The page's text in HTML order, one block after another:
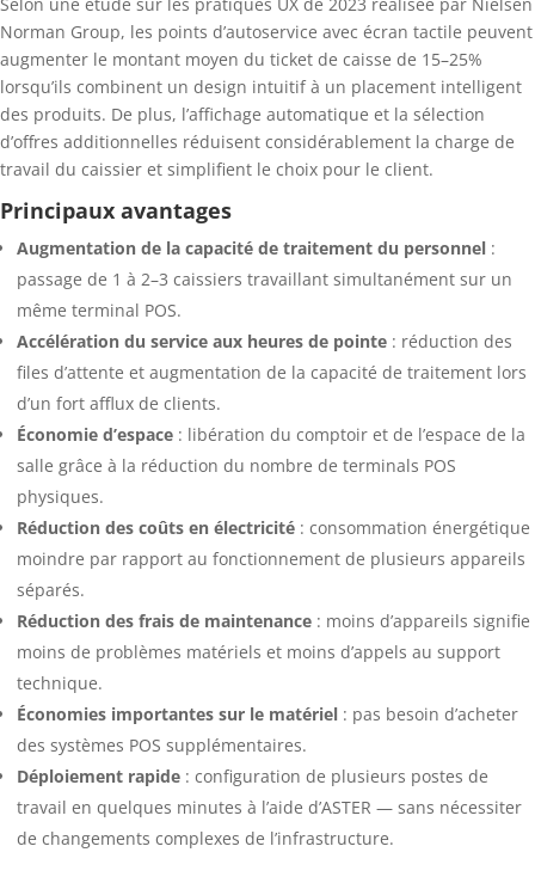
Norman Group, les points d’autoservice avec écran tactile peuvent
augmenter le montant moyen du ticket de caisse de 15–25%
lorsqu’ils combinent un design intuitif à un placement intelligent
des produits. De plus, l’affichage automatique et la sélection
d’offres additionnelles réduisent considérablement la charge de
travail du caissier et simplifient le choix pour le client.
Principaux avantages
Augmentation de la capacité de traitement du personnel :
passage de 1 à 2–3 caissiers travaillant simultanément sur un
même terminal POS.
Accélération du service aux heures de pointe : réduction des
files d’attente et augmentation de la capacité de traitement lors
d’un fort afflux de clients.
Économie d’espace : libération du comptoir et de l’espace de la
salle grâce à la réduction du nombre de terminals POS
physiques.
Réduction des coûts en électricité : consommation énergétique
moindre par rapport au fonctionnement de plusieurs appareils
séparés.
Réduction des frais de maintenance : moins d’appareils signifie
moins de problèmes matériels et moins d’appels au support
technique.
Économies importantes sur le matériel : pas besoin d’acheter
des systèmes POS supplémentaires.
Déploiement rapide : configuration de plusieurs postes de
travail en quelques minutes à l’aide d’ASTER — sans nécessiter
de changements complexes de l’infrastructure.